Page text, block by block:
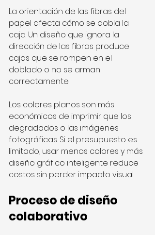
La orientación de las fibras del
papel afecta cómo se dobla la
caja. Un diseño que ignora la
dirección de las fibras produce
cajas que se rompen en el
doblado o no se arman
correctamente.
Los colores planos son más
económicos de imprimir que los
degradados o las imágenes
fotográficas. Si el presupuesto es
limitado, usar menos colores y más
diseño gráfico inteligente reduce
costos sin perder impacto visual.
Proceso de diseño
colaborativo